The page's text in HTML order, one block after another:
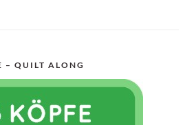
– QUILT ALONG